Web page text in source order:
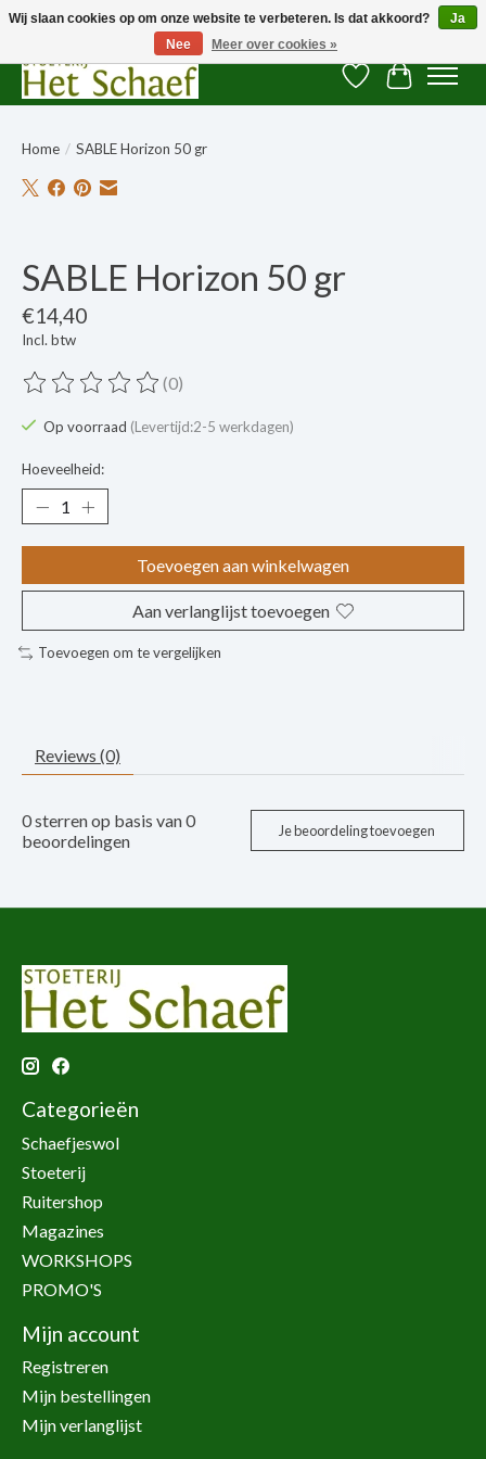
Verlanglijst
Home / SABLE Horizon 50 gr
SABLE Horizon 50 gr
€14,40
Incl. btw
De beoordeling van dit product is
(0)
Op voorraad (Levertijd:2-5 werkdagen)
Hoeveelheid:
Toevoegen aan winkelwagen
Aan verlanglijst toevoegen
Toevoegen om te vergelijken
Reviews (0)
0sterren op basis van0
beoordelingen
Je beoordeling toevoegen
Categorieën
Schaefjeswol
Stoeterij
Ruitershop
Magazines
WORKSHOPS
PROMO'S
Mijn account
Registreren
Mijn bestellingen
Mijn verlanglijst
Wij slaan cookies op om onze website te verbeteren. Is dat akkoord?
Ja
Nee
Meer over cookies »